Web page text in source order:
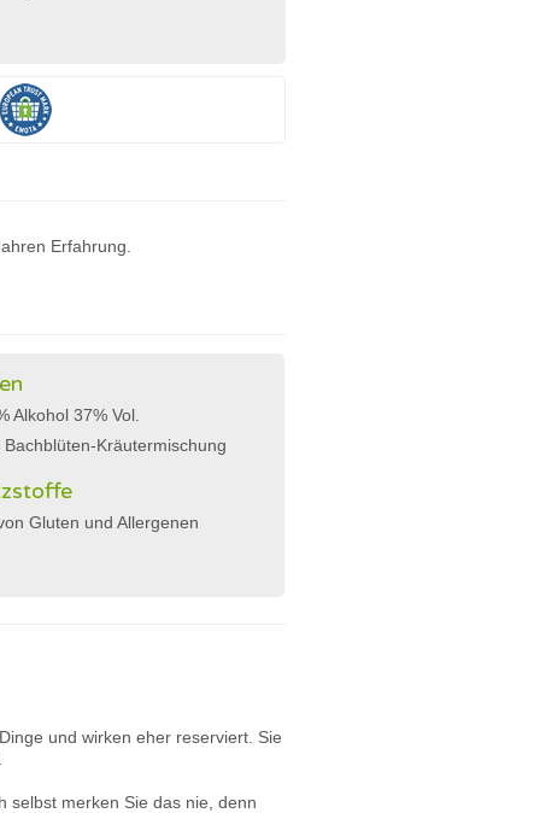
Erfahrung.
Alkohol 37% Vol.
Bachblüten-Kräutermischung
Gluten und Allergenen
und wirken eher reserviert. Sie
selbst merken Sie das nie, denn